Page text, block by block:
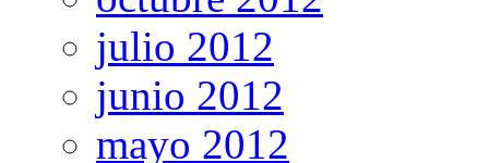
julio 2012
junio 2012
mayo 2012